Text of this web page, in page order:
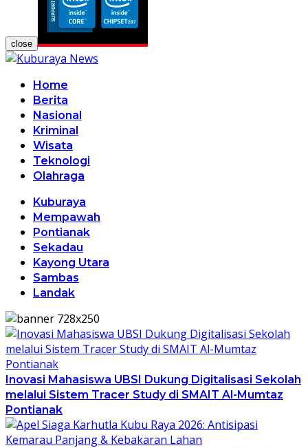
close
Home
Berita
Nasional
Kriminal
Wisata
Teknologi
Olahraga
Kuburaya
Mempawah
Pontianak
Sekadau
Kayong Utara
Sambas
Landak
Inovasi Mahasiswa UBSI Dukung Digitalisasi Sekolah
melalui Sistem Tracer Study di SMAIT Al-Mumtaz
Pontianak